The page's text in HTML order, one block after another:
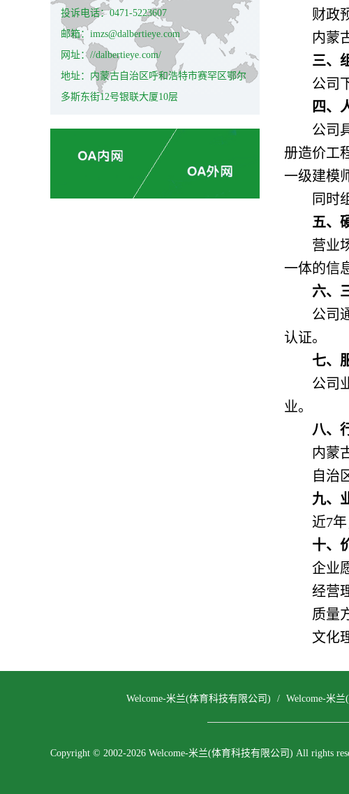
投诉电话：0471-5223607
邮箱：imzs@dalbertieye.com
网址：//dalbertieye.com/
地址：内蒙古自治区呼和浩特市赛罕区鄂尔
多斯东街12号银联大厦10层
财政
内蒙
三、
公司
四、
公司
册造价工
一级建模
同时
五、
营业
一体的信
六、
公司
认证。
七、
公司
业。
八、
内蒙
自治
九、
近7
十、
企业
经营
质量
文化
Welcome-米兰(体育科技有限公司) / Welcome-米
Copyright © 2002-2026 Welcome-米兰(体育科技有限公司) All rights